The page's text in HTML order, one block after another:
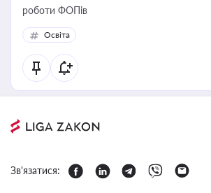
роботи ФОПів
Освіта
Зв'язатися: